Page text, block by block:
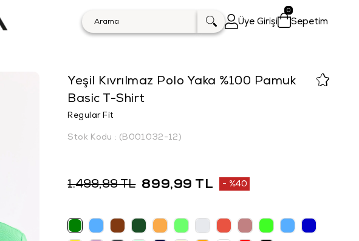
Üye Girişi Sepetim
0
Yeşil Kıvrılmaz Polo Yaka %100 Pamuk
Basic T-Shirt
Regular Fit
Stok Kodu (B001032-12)
1.499,99 TL 899,99 TL %40